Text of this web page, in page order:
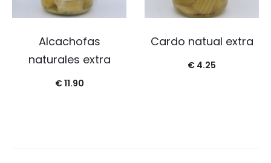
Alcachofas
naturales extra
€11.90
Cardo natual extra
€ 4.25